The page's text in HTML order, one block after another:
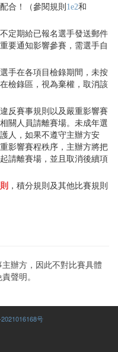
合！（參閱規則 1e2和
定期給已報名選手發送郵件
要通知影響參賽，需選手自
手在各項目檢錄期間，未按
檢錄區，視為棄權，取消該
反賽事規則以及嚴重影響賽
關人員請離賽場。未成年選
人，如果不遵守主辦方安
影響賽程秩序，主辦方將把
請離賽場，並且取消後續項
，積分規則及其他比賽規則
辦方，因此不對比賽具體
聲明。
号